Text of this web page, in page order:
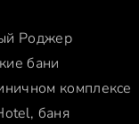
Роджер
бани
комплексе
баня